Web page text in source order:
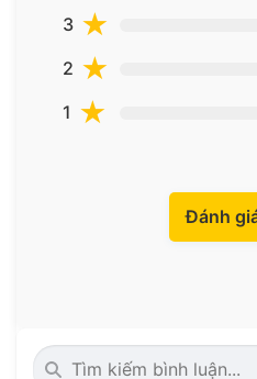
3
2
1
Đánh